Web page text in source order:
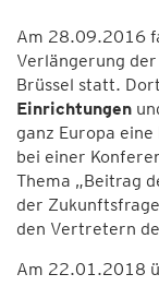
Am 28.09.2016
Verlängerung
Brüssel statt.
Einrichtungen
ganz Europa
bei einer
Thema „Beitrag
der
den Vertretern
Am 22.01.2018